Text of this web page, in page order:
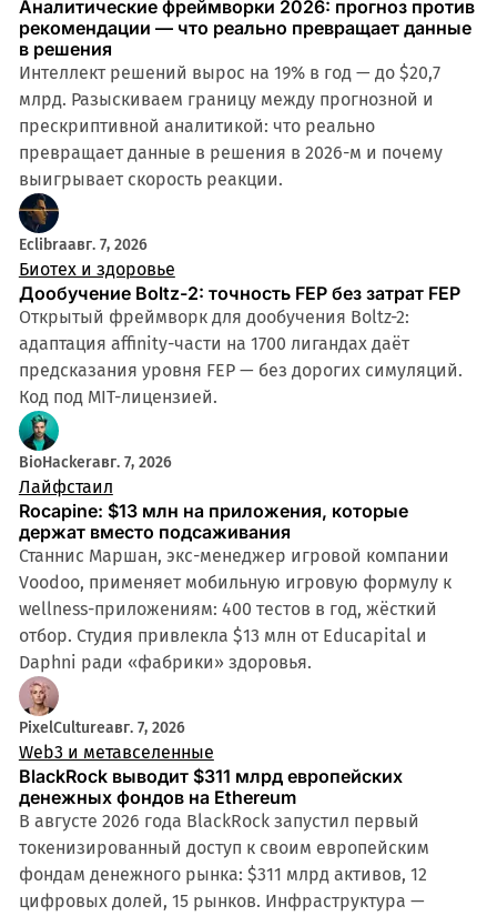
Аналитические фреймворки 2026: прогноз против
рекомендации — что реально превращает данные
в решения
Интеллект решений вырос на 19% в год — до $20,7
млрд. Разыскиваем границу между прогнозной и
прескриптивной аналитикой: что реально
превращает данные в решения в 2026-м и почему
выигрывает скорость реакции.
Eclibraавг. 7, 2026
Биотех и здоровье
Дообучение Boltz-2: точность FEP без затрат FEP
Открытый фреймворк для дообучения Boltz-2:
адаптация affinity-части на 1700 лигандах даёт
предсказания уровня FEP — без дорогих симуляций.
Код под MIT-лицензией.
BioHackerавг. 7, 2026
Лайфстаил
Rocapine: $13 млн на приложения, которые
держат вместо подсаживания
Станнис Маршан, экс-менеджер игровой компании
Voodoo, применяет мобильную игровую формулу к
wellness-приложениям: 400 тестов в год, жёсткий
отбор. Студия привлекла $13 млн от Educapital и
Daphni ради «фабрики» здоровья.
PixelCultureавг. 7, 2026
Web3 и метавселенные
BlackRock выводит $311 млрд европейских
денежных фондов на Ethereum
В августе 2026 года BlackRock запустил первый
токенизированный доступ к своим европейским
фондам денежного рынка: $311 млрд активов, 12
цифровых долей, 15 рынков. Инфраструктура —